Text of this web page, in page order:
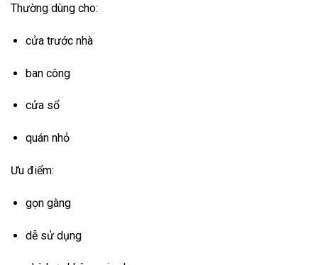
Thường dùng cho:
cửa trước nhà
ban công
cửa sổ
quán nhỏ
Ưu điểm:
gọn gàng
dễ sử dụng